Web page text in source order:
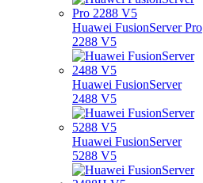
Huawei FusionServer Pro
2288 V5
Huawei FusionServer
2488 V5
Huawei FusionServer
5288 V5